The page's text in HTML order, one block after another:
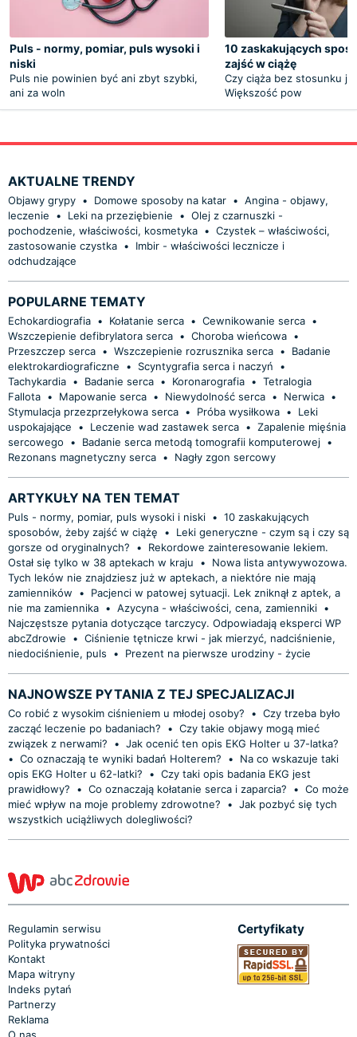
Puls - normy, pomiar, puls wysoki i
niski
Puls nie powinien być ani zbyt szybki,
ani za woln
10 zaskakujących
zajść w ciążę
Czy ciąża bez stosunku
Większość pow
AKTUALNE TRENDY
Objawy grypy • Domowe sposoby na katar • Angina - objawy,
leczenie
• Leki na przeziębienie • Olej z czarnuszki -
pochodzenie, właściwości, kosmetyka • Czystek – właściwości,
zastosowanie czystka •
Imbir - właściwości lecznicze i
odchudzające
POPULARNE TEMATY
Echokardiografia • Kołatanie serca • Cewnikowanie serca •
Wszczepienie defibrylatora serca • Choroba wieńcowa •
Przeszczep serca • Wszczepienie rozrusznika serca •
Badanie
elektrokardiograficzne
• Scyntygrafia serca i naczyń
•
Tachykardia • Badanie serca • Koronarografia • Tetralogia
Fallota • Mapowanie serca • Niewydolność serca • Nerwica •
Stymulacja przezprzełykowa serca • Próba wysiłkowa •
Leki
uspokajające
• Leczenie wad zastawek serca • Zapalenie mięśnia
sercowego
• Badanie serca metodą tomografii komputerowej •
Rezonans magnetyczny serca • Nagły zgon sercowy
ARTYKUŁY NA TEN TEMAT
Puls - normy, pomiar, puls wysoki i niski • 10 zaskakujących
sposobów, żeby zajść w ciążę
•
Leki generyczne - czym są i czy są
gorsze od oryginalnych?
•
Rekordowe zainteresowanie lekiem.
Ostał się tylko w 38 aptekach w kraju
•
Nowa lista antywywozowa.
Tych leków nie znajdziesz już w aptekach, a niektóre nie mają
zamienników
•
Pacjenci w patowej sytuacji. Lek zniknął z aptek, a
nie ma zamiennika • Azycyna - właściwości, cena, zamienniki •
Najczęstsze pytania dotyczące tarczycy. Odpowiadają eksperci WP
abcZdrowie
• Ciśnienie tętnicze krwi - jak mierzyć, nadciśnienie,
niedociśnienie, puls
• Prezent na pierwsze urodziny - życie
NAJNOWSZE PYTANIA Z TEJ SPECJALIZACJI
Co robić z wysokim ciśnieniem u młodej osoby? • Czy trzeba było
zacząć leczenie po badaniach?
• Czy takie objawy mogą mieć
związek z nerwami?
• Jak ocenić ten opis EKG Holter u 37-latka?
• Co oznaczają te wyniki badań Holterem? •
Na co wskazuje taki
opis EKG Holter u 62-latki?
• Czy taki opis badania EKG jest
prawidłowy?
• Co oznaczają kołatanie serca i zaparcia? • Co może
mieć wpływ na moje problemy zdrowotne?
• Jak pozbyć się tych
wszystkich uciążliwych dolegliwości?
Regulamin serwisu
Polityka prywatności
Kontakt
Mapa witryny
Indeks pytań
Partnerzy
Reklama
Certyfikaty